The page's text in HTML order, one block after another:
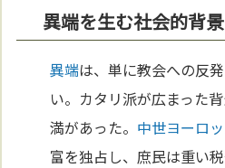
異端を生む社会的背景
異端は、単に教会への反
い。カタリ派が広まった
満があった。 中世ヨーロ
富を独占し、庶民は重い